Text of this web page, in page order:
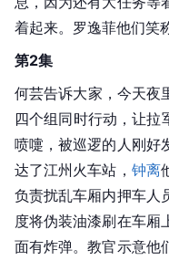
着起来。罗逸菲他们笑
第2集
何芸告诉大家，今天夜
四个组同时行动，让
喷嚏，被巡逻的人刚好
达了江州火车站， 钟离
负责扰乱车厢内押车人
度将伪装油漆刷在车厢
面有炸弹。教官示意他